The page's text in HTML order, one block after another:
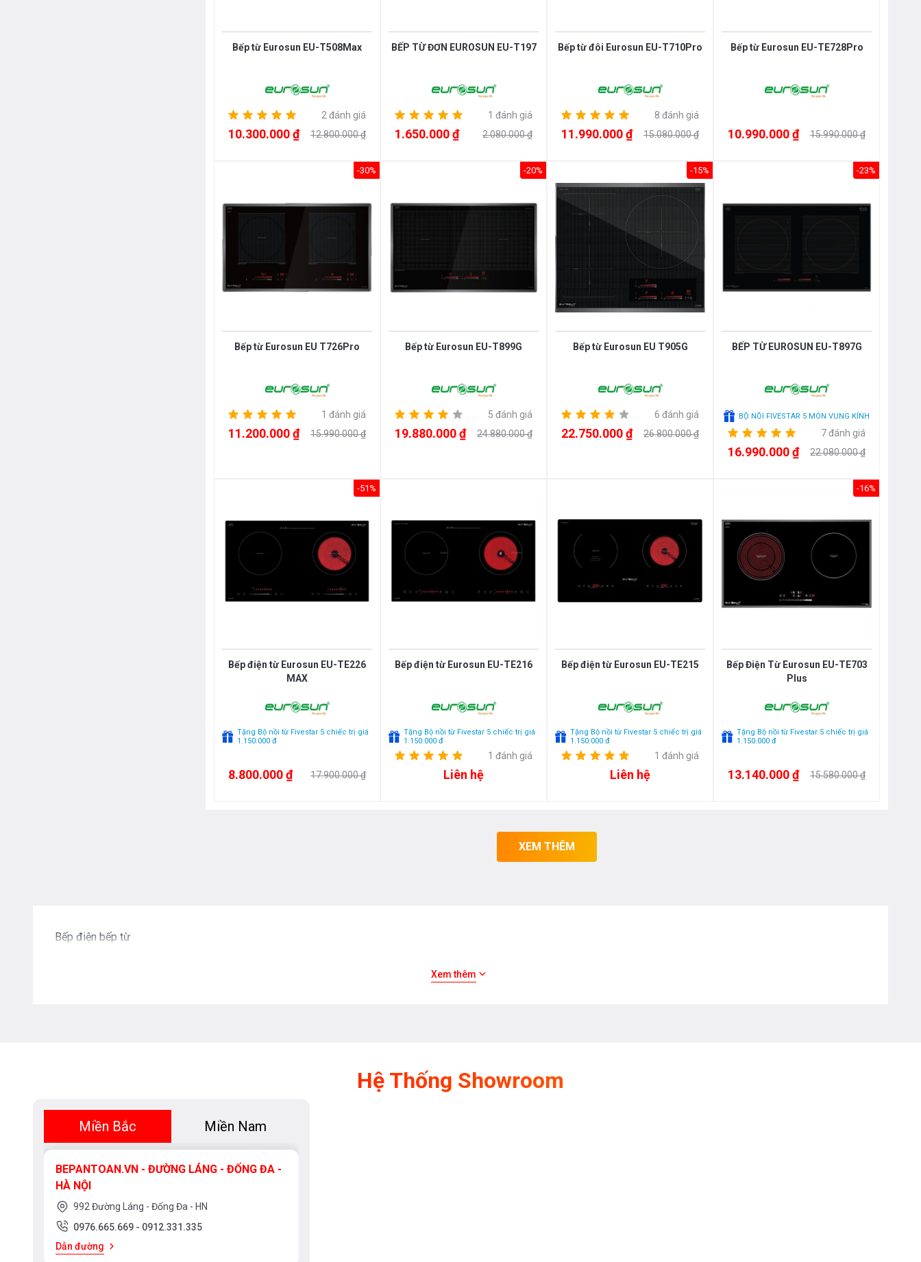
Bếp từ Eurosun EU-T508Max
2 đánh giá
10.300.000 ₫ 12.800.000 ₫
BẾP TỪ ĐƠN EUROSUN EU-T197
1 đánh giá
1.650.000 ₫ 2.080.000 ₫
Bếp từ đôi Eurosun EU-T710Pro
8 đánh giá
11.990.000 ₫ 15.080.000 ₫
Bếp từ Eurosun EU-TE728Pro
10.990.000 ₫ 15.990.000 ₫
-30%
Bếp từ Eurosun EU T726Pro
1 đánh giá
11.200.000 ₫ 15.990.000 ₫
-20%
Bếp từ Eurosun EU-T899G
5 đánh giá
19.880.000 ₫ 24.880.000 ₫
-15%
Bếp từ Eurosun EU T905G
6 đánh giá
22.750.000 ₫ 26.800.000 ₫
-23%
BẾP TỪ EUROSUN EU-T897G
BỘ NỒI FIVESTAR 5 MÓN VUNG KÍNH
7 đánh giá
16.990.000 ₫ 22.080.000 ₫
-51%
Bếp điện từ Eurosun EU-TE226
MAX
Tặng Bộ nồi từ Fivestar 5 chiếc trị giá
1.150.000 đ
8.800.000 ₫ 17.900.000 ₫
Bếp điện từ Eurosun EU-TE216
Tặng Bộ nồi từ Fivestar 5 chiếc trị giá
1.150.000 đ
1 đánh giá
Liên hệ
Bếp điện từ Eurosun EU-TE215
Tặng Bộ nồi từ Fivestar 5 chiếc trị giá
1.150.000 đ
1 đánh giá
Liên hệ
-16%
Bếp Điện Từ Eurosun EU-TE703
Plus
Tặng Bộ nồi từ Fivestar 5 chiếc trị giá
1.150.000 đ
13.140.000 ₫ 15.580.000 ₫
XEM THÊM
Bếp điện bếp từ
Xem thêm
Hệ Thống Showroom
Miền Bắc Miền Nam
BEPANTOAN.VN - ĐƯỜNG LÁNG - ĐỐNG ĐA -
HÀ NỘI
992 Đường Láng - Đống Đa - HN
0976.665.669 - 0912.331.335
Dẫn đường